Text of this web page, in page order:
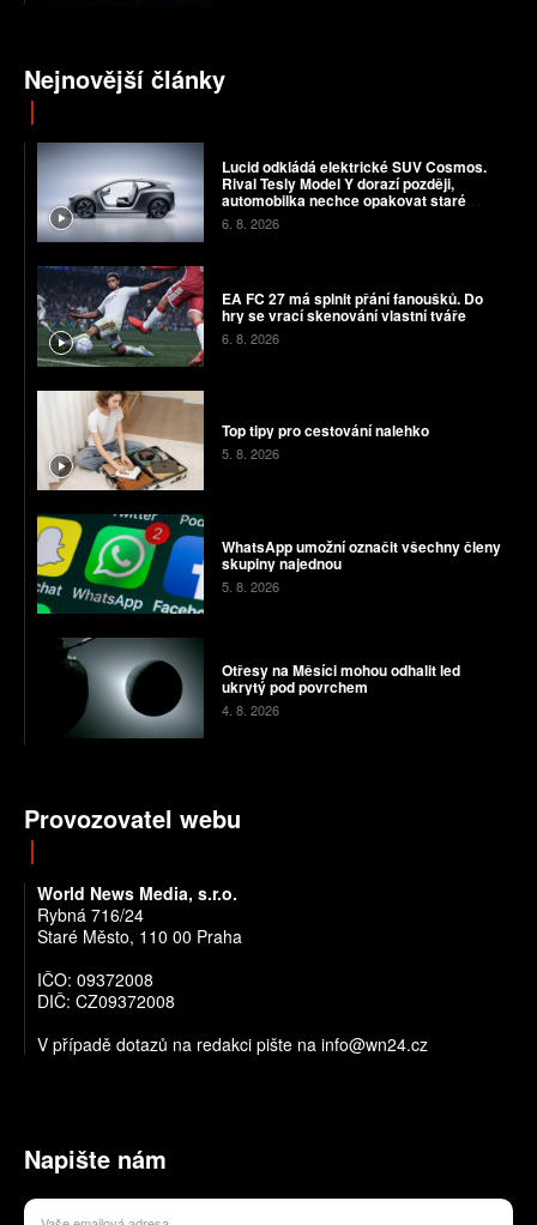
Nejnovější články
Lucid odkládá elektrické SUV Cosmos.
Rival Tesly Model Y dorazí později,
automobilka nechce opakovat staré
chyby
6. 8. 2026
EA FC 27 má splnit přání fanoušků. Do
hry se vrací skenování vlastní tváře
6. 8. 2026
Top tipy pro cestování nalehko
5. 8. 2026
WhatsApp umožní označit všechny členy
skupiny najednou
5. 8. 2026
Otřesy na Měsíci mohou odhalit led
ukrytý pod povrchem
4. 8. 2026
Provozovatel webu
World News Media, s.r.o.
Rybná 716/24
Staré Město, 110 00 Praha
IČO: 09372008
DIČ: CZ09372008
V případě dotazů na redakci pište na info@wn24.cz
Napište nám